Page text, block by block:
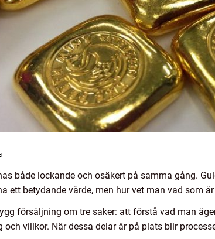
både lockande och osäkert på samma gång.
ett betydande värde, men hur vet man vad som
försäljning om tre saker: att förstå vad man
villkor. När dessa delar är på plats blir